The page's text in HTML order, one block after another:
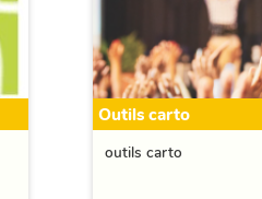
Outils carto
outils carto